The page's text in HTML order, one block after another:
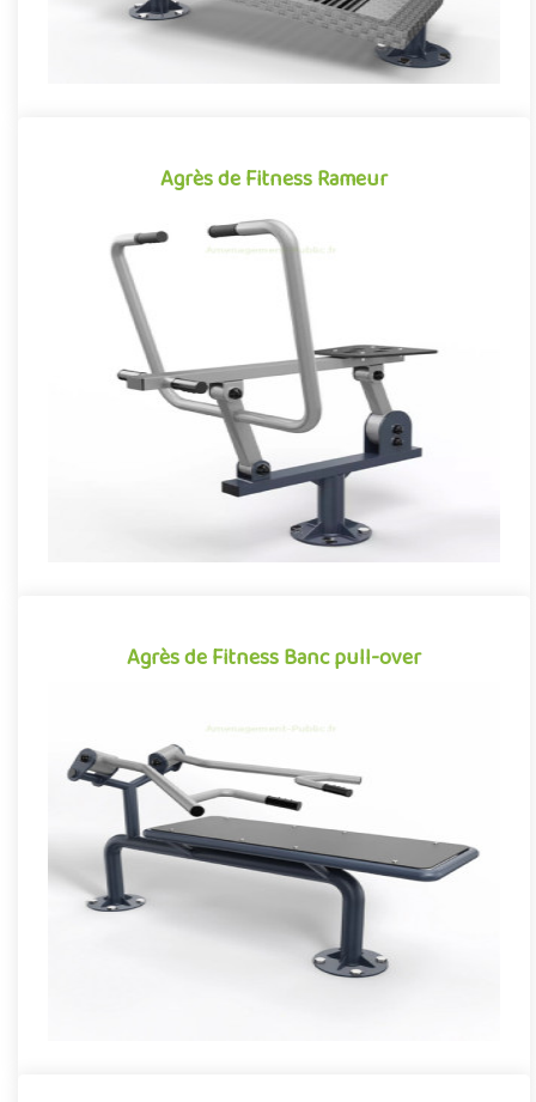
Agrès de Fitness Rameur
Agrès de Fitness Rameur
Appareil de fitness pour aménagements extérieurs accessible à
partir de 14 ans, le Rameur permet à ses utilisateurs de travai..
Offre partenaire
Agrès de Fitness Banc pull-over
Agrès de Fitness Banc pull-over
Appareil de fitness pour aménagements extérieurs accessible à
partir de 14 ans, le Banc de musculation Pull-over permet à ses..
Offre partenaire